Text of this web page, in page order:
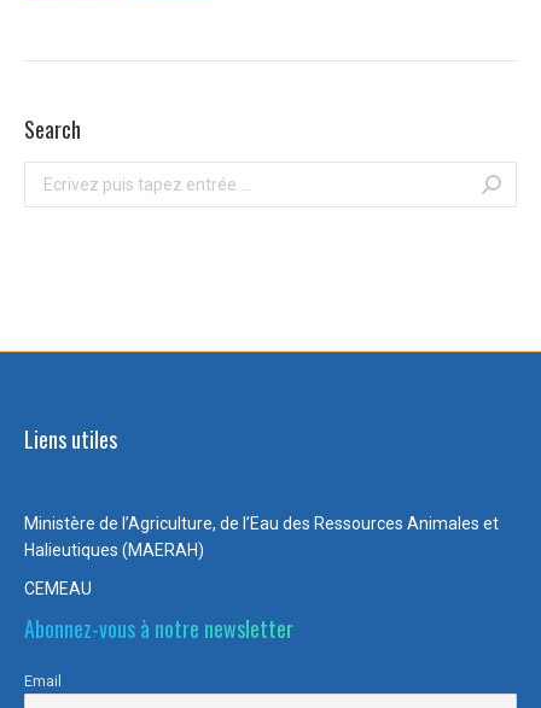
Search
Recherche
Liens utiles
Ministère de l’Agriculture, de l’Eau des Ressources Animales et
Halieutiques (MAERAH)
CEMEAU
Abonnez-vous à notre newsletter
Email